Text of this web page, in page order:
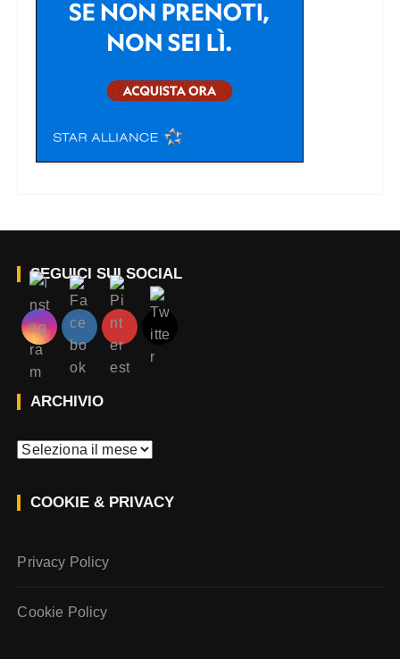
SEGUICI SUI SOCIAL
ARCHIVIO
A
c
h
v
o
COOKIE & PRIVACY
Privacy Policy
Cookie Policy